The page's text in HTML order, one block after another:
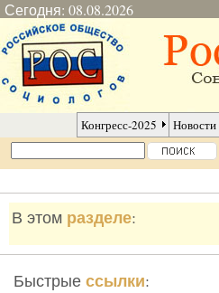
Сегодня: 08.08.2026
Конгресс-2025 Новости
В этом разделе:
Быстрые ссылки: